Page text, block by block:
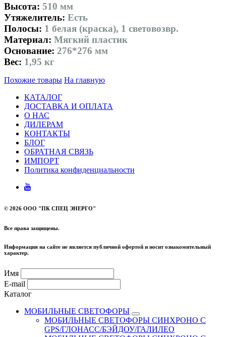
Высота: 510 мм
Утяжелитель: Есть
Полосы: 1 белая (краска), 1 световозвр.
Материал: Мягкий пластик
Основание: 276*276 мм
Вес: 1,95 кг
Похожие товары На главную
КАТАЛОГ
ДОСТАВКА И ОПЛАТА
О НАС
ДИЛЕРАМ
КОНТАКТЫ
БЛОГ
ОБРАТНАЯ СВЯЗЬ
ИМПОРТ
Политика конфиденциальности
© 2026 ООО "ПК СПЕЦ ЭНЕРГО"
Все права защищены.
Информация на сайте не является публичной офертой и носит ознакомительный
характер.
Имя
E-mail
Каталог
МОБИЛЬНЫЕ СВЕТОФОРЫ
МОБИЛЬНЫЕ СВЕТОФОРЫ СИНХРОНО С
GPS/ГЛОНАСС/БЭЙДОУ/ГАЛИЛЕО